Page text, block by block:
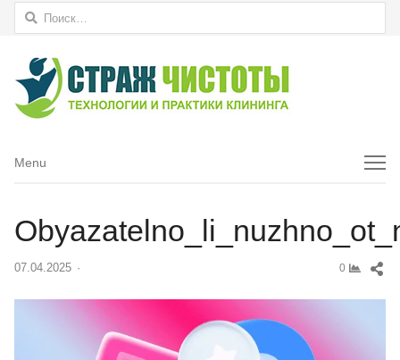
Найти:
Menu
Menu
07.04.2025 0